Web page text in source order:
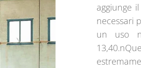
aggiunge
necessari
un uso